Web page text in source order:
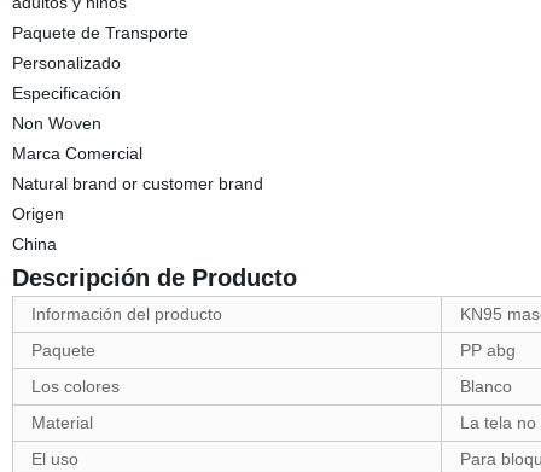
Paquete de Transporte
Personalizado
Especificación
Non Woven
Marca Comercial
Natural brand or customer brand
Origen
China
Descripción de Producto
Información del producto
KN95
Paquete
PP abg
Los colores
Blanco
Material
La tela
El uso
Para